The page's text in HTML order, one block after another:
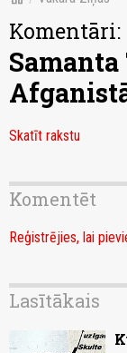
Komentāri:
Skatīt rakstu
Komentēt
Reģistrējies, lai
Lasītākais